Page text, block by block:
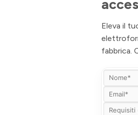
Eleva il
fabbrica.